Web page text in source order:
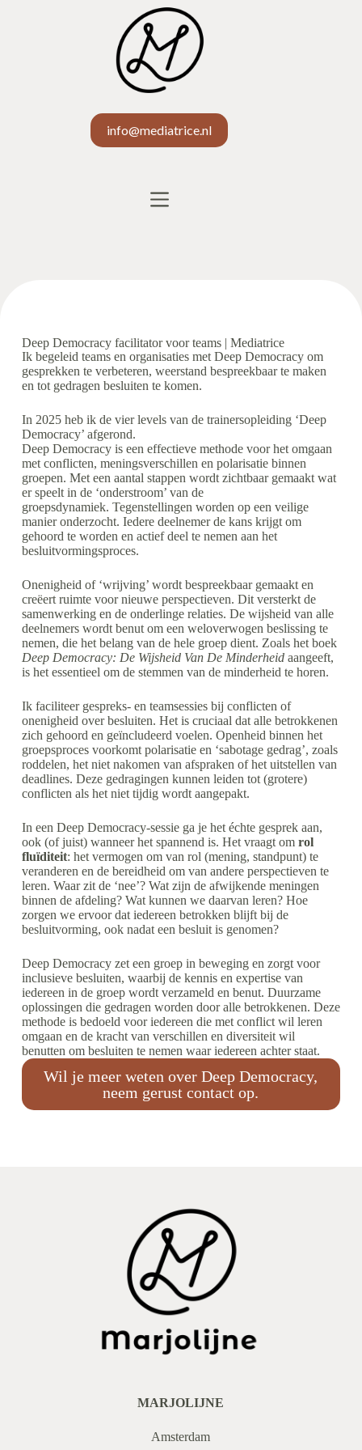
info@mediatrice.nl
Deep Democracy facilitator voor teams | Mediatrice
Ik begeleid teams en organisaties met Deep Democracy om
gesprekken te verbeteren, weerstand bespreekbaar te maken
en tot gedragen besluiten te komen.
In 2025 heb ik de vier levels van de trainersopleiding ‘Deep
Democracy’ afgerond.
Deep Democracy is een effectieve methode voor het omgaan
met conflicten, meningsverschillen en polarisatie binnen
groepen. Met een aantal stappen wordt zichtbaar gemaakt wat
er speelt in de ‘onderstroom’ van de
groepsdynamiek. Tegenstellingen worden op een veilige
manier onderzocht. Iedere deelnemer de kans krijgt om
gehoord te worden en actief deel te nemen aan het
besluitvormingsproces.
Onenigheid of ‘wrijving’ wordt bespreekbaar gemaakt en
creëert ruimte voor nieuwe perspectieven. Dit versterkt de
samenwerking en de onderlinge relaties. De wijsheid van alle
deelnemers wordt benut om een weloverwogen beslissing te
nemen, die het belang van de hele groep dient. Zoals het boek
Deep Democracy: De Wijsheid Van De Minderheidaangeeft,
is het essentieel om de stemmen van de minderheid te horen.
Ik faciliteer gespreks- en teamsessies bij conflicten of
onenigheid over besluiten. Het is cruciaal dat alle betrokkenen
zich gehoord en geïncludeerd voelen. Openheid binnen het
groepsproces voorkomt polarisatie en ‘sabotage gedrag’, zoals
roddelen, het niet nakomen van afspraken of het uitstellen van
deadlines. Deze gedragingen kunnen leiden tot (grotere)
conflicten als het niet tijdig wordt aangepakt.
In een Deep Democracy-sessie ga je het échte gesprek aan,
ook (of juist) wanneer het spannend is. Het vraagt om rol
fluïditeit: het vermogen om van rol (mening, standpunt) te
veranderen en de bereidheid om van andere perspectieven te
leren. Waar zit de ‘nee’? Wat zijn de afwijkende meningen
binnen de afdeling? Wat kunnen we daarvan leren? Hoe
zorgen we ervoor dat iedereen betrokken blijft bij de
besluitvorming, ook nadat een besluit is genomen?
Deep Democracy zet een groep in beweging en zorgt voor
inclusieve besluiten, waarbij de kennis en expertise van
iedereen in de groep wordt verzameld en benut. Duurzame
oplossingen die gedragen worden door alle betrokkenen. Deze
methode is bedoeld voor iedereen die met conflict wil leren
omgaan en de kracht van verschillen en diversiteit wil
benutten om besluiten te nemen waar iedereen achter staat.
Wil je meer weten over Deep Democracy,
neem gerust contact op.
MARJOLIJNE
Amsterdam